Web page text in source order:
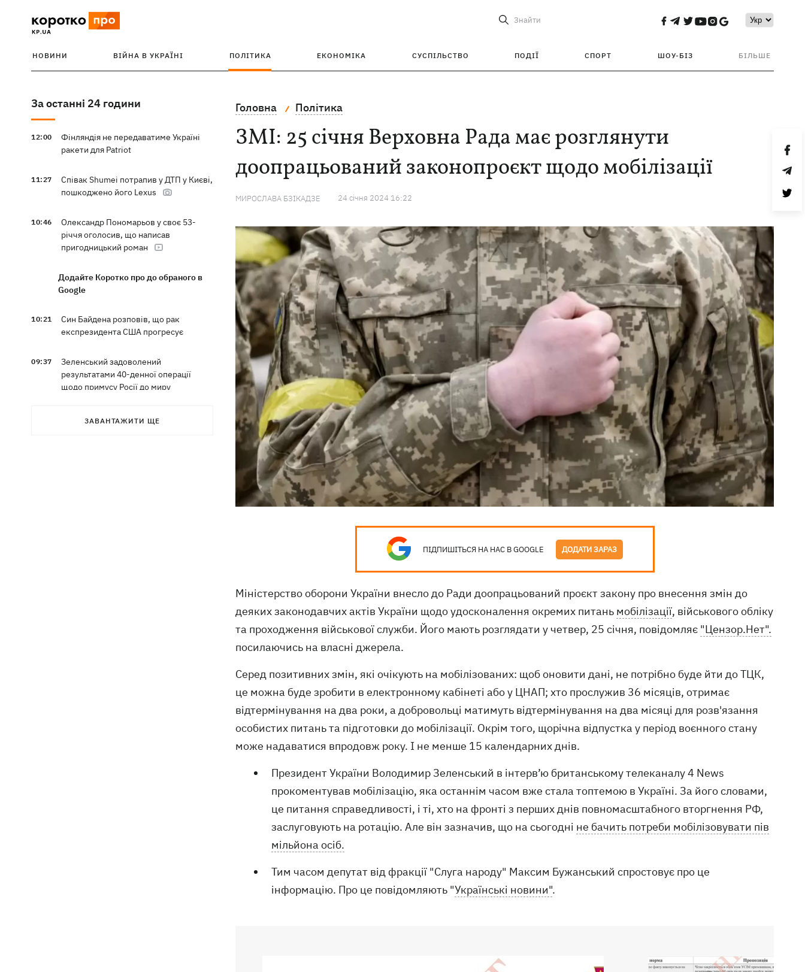
Знайти
НОВИНИ ВІЙНА В УКРАЇНІ ПОЛІТИКА ЕКОНОМІКА СУСПІЛЬСТВО ПОДІЇ СПОРТ ШОУ-БІЗ БІЛЬШЕ
За останні 24 години
12:00
Фінляндія не передаватиме Україні
ракети для Patriot
11:27
Співак Shumei потрапив у ДТП у Києві,
пошкоджено його Lexus
10:46
Олександр Пономарьов у своє 53-
річчя оголосив, що написав
пригодницький роман
Додайте Коротко про до обраного в
Google
10:21
Син Байдена розповів, що рак
експрезидента США прогресує
09:37
Зеленський задоволений
результатами 40-денної операції
щодо примусу Росії до миру
Ракети, які атакували Одесу, збити не
ЗАВАНТАЖИТИ ЩЕ
Головна Політика
ЗМІ: 25 січня Верховна Рада має розглянути
доопрацьований законопроєкт щодо мобілізації
МИРОСЛАВА БЗІКАДЗЕ 24 сiчня 2024 16:22
ПІДПИШІТЬСЯ НА НАС В GOOGLE ДОДАТИ ЗАРАЗ
Міністерство оборони України внесло до Ради доопрацьований проєкт закону про внесення змін до
деяких законодавчих актів України щодо удосконалення окремих питань мобілізації, військового обліку
та проходження військової служби. Його мають розглядати у четвер, 25 січня, повідомляє "Цензор.Нет".
посилаючись на власні джерела.
Серед позитивних змін, які очікують на мобілізованих: щоб оновити дані, не потрібно буде йти до ТЦК,
це можна буде зробити в електронному кабінеті або у ЦНАП; хто прослужив 36 місяців, отримає
відтермінування на два роки, а добровольці матимуть відтермінування на два місяці для розв'язання
особистих питань та підготовки до мобілізації. Окрім того, щорічна відпустка у період воєнного стану
може надаватися впродовж року. І не менше 15 календарних днів.
Президент України Володимир Зеленський в інтерв’ю британському телеканалу 4 News
прокоментував мобілізацію, яка останнім часом вже стала топтемою в Україні. За його словами,
це питання справедливості, і ті, хто на фронті з перших днів повномасштабного вторгнення РФ,
заслуговують на ротацію. Але він зазначив, що на сьогодні не бачить потреби мобілізовувати пів
мільйона осіб.
Тим часом депутат від фракції "Слуга народу" Максим Бужанський спростовує про це
інформацію. Про це повідомляють "Українські новини".